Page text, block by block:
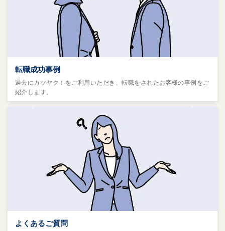
転職成功事例
過去にカツヤク！をご利用いただき、転職をされたお客様の事例をご
紹介します。
よくあるご質問